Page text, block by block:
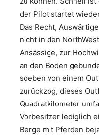
der Pilot startet
Das Recht,
nicht in den
Ansässige, zur
an den Boden
soeben von einem
zurückzog, dieses
Quadratkilometer
Vorbesitzer lediglich
Berge mit Pferden